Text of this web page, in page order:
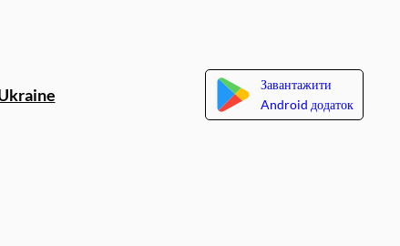
Завантажити
Android додаток